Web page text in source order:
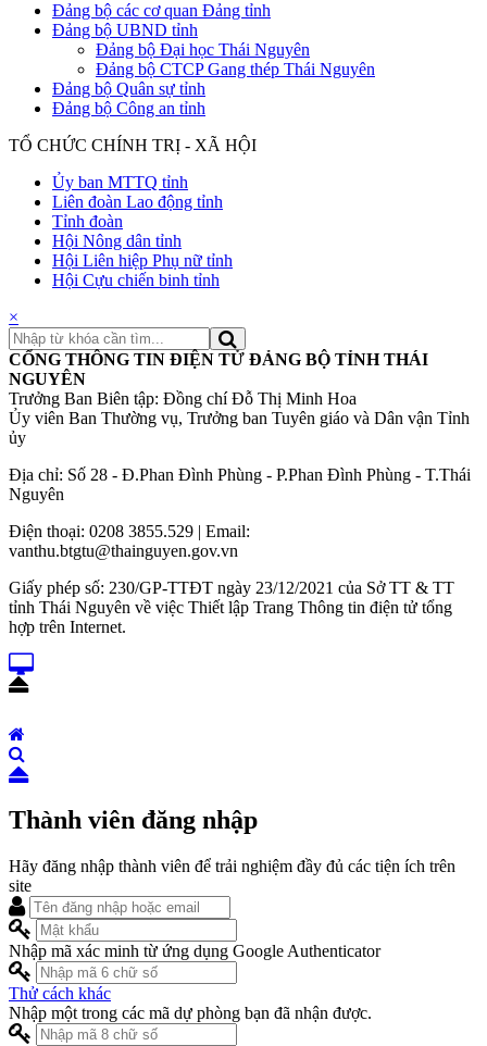
Đảng bộ các cơ quan Đảng tỉnh
Đảng bộ UBND tỉnh
Đảng bộ Đại học Thái Nguyên
Đảng bộ CTCP Gang thép Thái Nguyên
Đảng bộ Quân sự tỉnh
Đảng bộ Công an tỉnh
TỔ CHỨC CHÍNH TRỊ - XÃ HỘI
Ủy ban MTTQ tỉnh
Liên đoàn Lao động tỉnh
Tỉnh đoàn
Hội Nông dân tỉnh
Hội Liên hiệp Phụ nữ tỉnh
Hội Cựu chiến binh tỉnh
×
CỔNG THÔNG TIN ĐIỆN TỬ ĐẢNG BỘ TỈNH THÁI
NGUYÊN
Trưởng Ban Biên tập: Đồng chí Đỗ Thị Minh Hoa
Ủy viên Ban Thường vụ, Trưởng ban Tuyên giáo và Dân vận Tỉnh
ủy
Địa chỉ: Số 28 - Đ.Phan Đình Phùng - P.Phan Đình Phùng - T.Thái
Nguyên
Điện thoại: 0208 3855.529 | Email:
vanthu.btgtu@thainguyen.gov.vn
Giấy phép số: 230/GP-TTĐT ngày 23/12/2021 của Sở TT & TT
tỉnh Thái Nguyên về việc Thiết lập Trang Thông tin điện tử tổng
hợp trên Internet.
Thành viên đăng nhập
Hãy đăng nhập thành viên để trải nghiệm đầy đủ các tiện ích trên
site
Nhập mã xác minh từ ứng dụng Google Authenticator
Thử cách khác
Nhập một trong các mã dự phòng bạn đã nhận được.